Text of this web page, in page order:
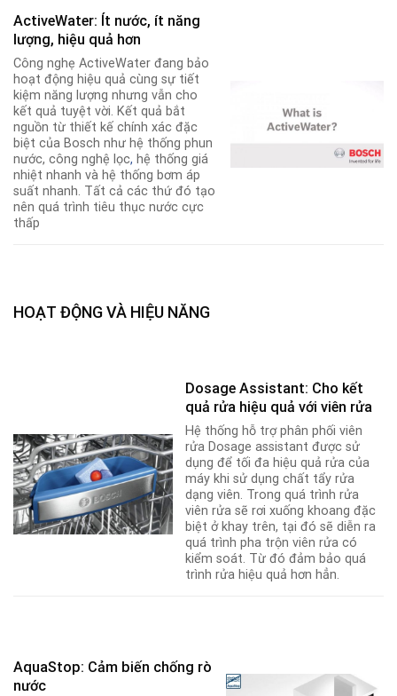
ActiveWater: Ít nước, ít năng
lượng, hiệu quả hơn
Công nghẹ ActiveWater đang bảo
hoạt động hiệu quả cùng sự tiết
kiệm năng lượng nhưng vẫn cho
kết quả tuyệt vời. Kết quả bắt
nguồn từ thiết kế chính xác đặc
biệt của Bosch như hệ thống phun
nước, công nghệ lọc, hệ thống giá
nhiệt nhanh và hệ thống bơm áp
suất nhanh. Tất cả các thứ đó tạo
nên quá trình tiêu thục nước cực
thấp
HOẠT ĐỘNG VÀ HIỆU NĂNG
Dosage Assistant: Cho kết
quả rửa hiệu quả với viên rửa
Hệ thống hỗ trợ phân phối viên
rửa Dosage assistant được sử
dụng để tối đa hiệu quả rửa của
máy khi sử dụng chất tẩy rửa
dạng viên. Trong quá trình rửa
viên rửa sẽ rơi xuống khoang đặc
biệt ở khay trên, tại đó sẽ diễn ra
quá trình pha trộn viên rửa có
kiểm soát. Từ đó đảm bảo quá
trình rửa hiệu quả hơn hẳn.
AquaStop: Cảm biến chống rò
nước